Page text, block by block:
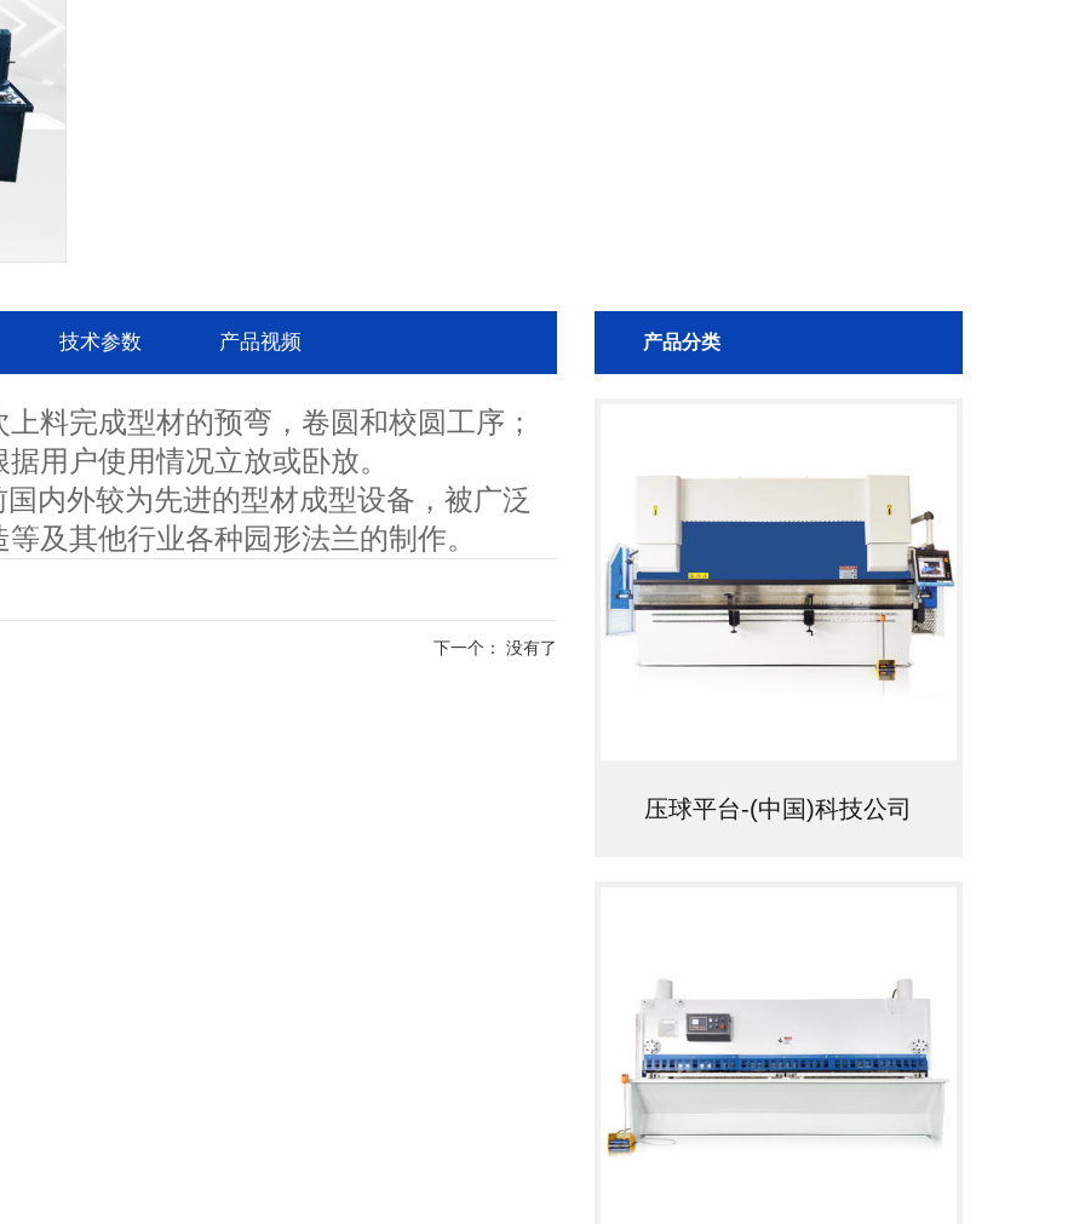
技术参数 产品视频
型材成型设备，被广泛应用于石油，化
园形法兰的制作。
为弧线下调式型材卷弯机，机器的两个边
传动辊，上辊位置固定，两个边辊围绕
制，位移液晶显示，有利于控制型材成
证非对称截面型材的卷制质量。
次上料完成型材的预弯，卷圆和校圆工
上料完成型材的预弯，卷圆和校圆工序；
用户使用情况立放或卧放。
内外较为先进的型材成型设备，被广泛
及其他行业各种园形法兰的制作。
下一个：没有了
产品分类
压球平台-(中国)科技公司